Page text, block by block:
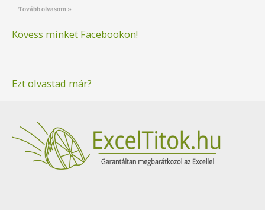
Tovább olvasom »
Kövess minket Facebookon!
Ezt olvastad már?